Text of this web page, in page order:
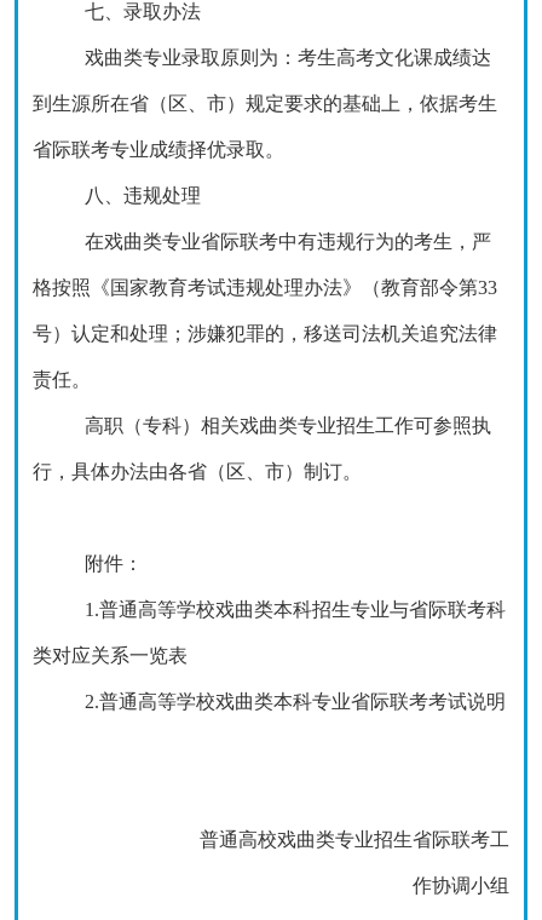
七、录取办法
戏曲类专业录取原则为：考生高考文化课成绩达
到生源所在省（区、市）规定要求的基础上，依据考生
省际联考专业成绩择优录取。
八、违规处理
在戏曲类专业省际联考中有违规行为的考生，严
格按照《国家教育考试违规处理办法》（教育部令第33
号）认定和处理；涉嫌犯罪的，移送司法机关追究法律
责任。
高职（专科）相关戏曲类专业招生工作可参照执
行，具体办法由各省（区、市）制订。
附件：
1.普通高等学校戏曲类本科招生专业与省际联考科
类对应关系一览表
2.普通高等学校戏曲类本科专业省际联考考试说明
普通高校戏曲类专业招生省际联考工
作协调小组